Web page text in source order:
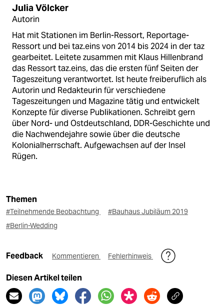
Julia Völcker
Autorin
Hat mit Stationen im Berlin-Ressort, Reportage-
Ressort und bei taz.eins von 2014 bis 2024 in der taz
gearbeitet. Leitete zusammen mit Klaus Hillenbrand
das Ressort taz.eins, das die ersten fünf Seiten der
Tageszeitung verantwortet. Ist heute freiberuflich als
Autorin und Redakteurin für verschiedene
Tageszeitungen und Magazine tätig und entwickelt
Konzepte für diverse Publikationen. Schreibt gern
über Nord- und Ostdeutschland, DDR-Geschichte und
die Nachwendejahre sowie über die deutsche
Kolonialherrschaft. Aufgewachsen auf der Insel
Rügen.
Themen
#Teilnehmende Beobachtung
#Bauhaus Jubiläum 2019
#Berlin-Wedding
Feedback Kommentieren Fehlerhinweis
Diesen Artikel teilen